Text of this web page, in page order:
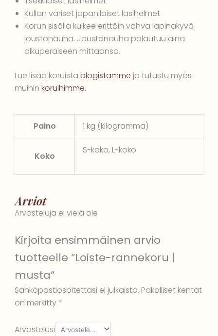
Kullan väriset japanilaiset lasihelmet
Korun sisällä kulkee erittäin vahva läpinäkyvä
joustonauha. Joustonauha palautuu aina
alkuperäiseen mittaansa.
Lue lisää koruista blogistamme ja tutustu myös
muihin koruihimme.
Paino 1 kg (kilogramma)
Koko
S-koko, L-koko
Arviot
Arvosteluja ei vielä ole
Kirjoita ensimmäinen arvio
tuotteelle “Loiste-rannekoru |
musta”
Sähköpostiosoitettasi ei julkaista. Pakolliset kentät
on merkitty*
Arvostelusi